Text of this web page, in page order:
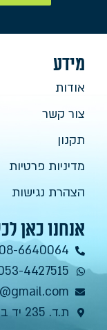
מידע
אודות
צור קשר
תקנון
מדיניות פרטיות
הצהרת נגישות
אנחנו כאן
08-6640064 השארת הודעה
4427515
ת.ד. 235 יד בנימין 7681200